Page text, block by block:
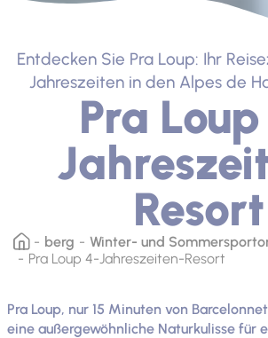
Pra
Resort
Entdecken Sie Pra Loup: Ihr
Jahreszeiten in den Alpes de
berg
Winter- und
Pra Loup 4-Jahreszeiten-Resort
Pra Loup, nur 15 Minuten von
eine außergewöhnliche Naturkulisse für